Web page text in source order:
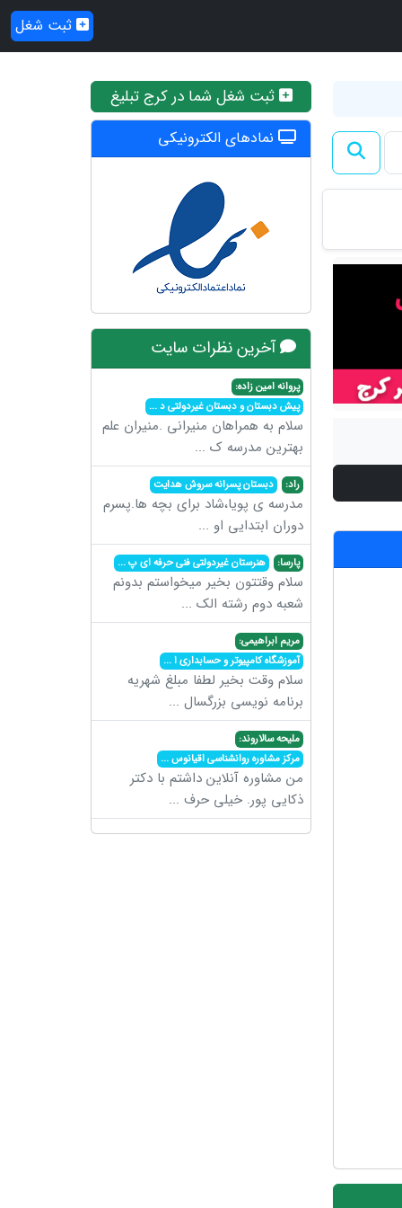
ثبت شغل
ثبت شغل شما در کرج تبلیغ
نمادهای الکترونیکی
آخرین نظرات سایت
پروانه امین زاده:
پیش دبستان و دبستان غیردولتی د...
سلام به همراهان منیرانی .منیران علم
بهترین مدرسه ک ...
راد: دبستان پسرانه سروش هدایت
مدرسه ی پویا،شاد برای بچه ها.پسرم
دوران ابتدایی او ...
پارسا: هنرستان غیردولتی فنی حرفه ای پ...
سلام وقتتون بخیر میخواستم بدونم
شعبه دوم رشته الک ...
مریم ابراهیمی:
آموزشگاه کامپیوتر و حسابداری ا...
سلام وقت بخیر لطفا مبلغ شهریه
برنامه نویسی بزرگسال ...
ملیحه سالاروند:
مرکز مشاوره روانشناسی اقیانوس...
من مشاوره آنلاین داشتم با دکتر
ذکایی پور. خیلی حرف ...